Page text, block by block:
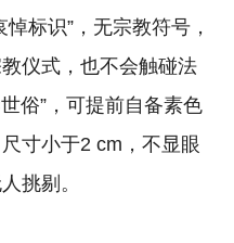
标识”，无宗教符号，
仪式，也不会触碰法
俗”，可提前自备素色
寸小于2 cm，不显眼
挑剔。